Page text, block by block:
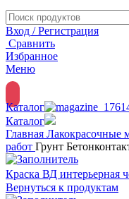
Вход / Регистрация
Сравнить
Избранное
Меню
Каталог
Каталог
Главная Лакокрасочные
работ Грунт
Краска ВД интерьерная
Вернуться к продуктам